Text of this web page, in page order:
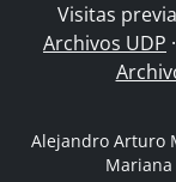
Visitas
Archivos UDP ·
Alejandro Arturo